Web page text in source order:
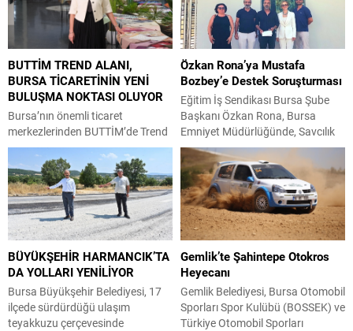
BUTTİM TREND ALANI,
BURSA TİCARETİNİN YENİ
BULUŞMA NOKTASI OLUYOR
Bursa’nın önemli ticaret
merkezlerinden BUTTİM’de Trend
Alanları projesinin ilk uygulama
alanı ziyaretçilerin beğenisine
sunuldu. Projenin
tamamlanmasıyla birlikte tüm
BUTTİM üreticilerinin en trend
ürünlerinin tek alanda
buluşturulması hedefleniyor.
Bursa’nın önemli ticaret
merkezlerinden BUTTİM’de,
ticaretin ve sektörlerin buluşma
noktası olacak yeni bir proje
hayata geçirildi. Trend Alanları ile
Özkan Rona’ya Mustafa
Bozbey’e Destek Soruşturması
Eğitim İş Sendikası Bursa Şube
Başkanı Özkan Rona, Bursa
Emniyet Müdürlüğünde, Savcılık
soruşturması kapsamında bir kez
daha ifade verdi. Bursa
Büyükşehir Belediye Başkanı
Mustafa Bozbey’in tutuklanması
sonrasında, başkanvekilliği
seçimlerinde Büyükşehir Belediye
Meclisine giden ve demokratik
kitle örgütü olarak halk iradesi
lehinde açıklamalarda bulunan
Özkan Rona, demokrasinin, halk
egemenliğinin hukuk vasıtasıyla...
BÜYÜKŞEHİR HARMANCIK’TA
DA YOLLARI YENİLİYOR
Bursa Büyükşehir Belediyesi, 17
ilçede sürdürdüğü ulaşım
teyakkuzu çerçevesinde
Gemlik’te Şahintepe Otokros
Heyecanı
Gemlik Belediyesi, Bursa Otomobil
Sporları Spor Kulübü (BOSSEK) ve
Türkiye Otomobil Sporları